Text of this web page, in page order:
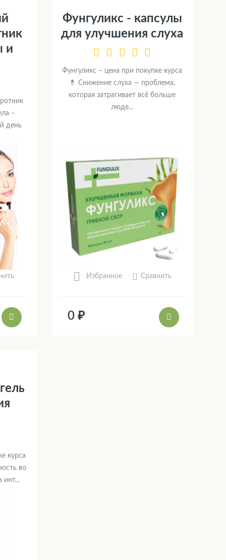
и
–
день
Фунгуликс - капсулы
для улучшения слуха
Фунгуликс – цена при покупке курса
💊 Снижение слуха — проблема,
которая затрагивает всё больше
люде...
Избранное Сравнить
0 ₽
курса
во
инт...